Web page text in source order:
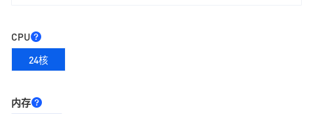
CPU
24核
内存